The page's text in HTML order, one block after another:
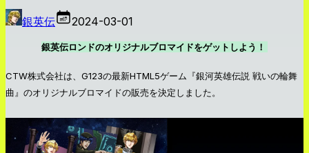
銀英伝 2024-03-01
銀英伝ロンドのオリジナルブロマイドをゲットしよう！
CTW株式会社は、G123の最新HTML5ゲーム『銀河英雄伝説 戦いの輪舞
曲』のオリジナルブロマイドの販売を決定しました。